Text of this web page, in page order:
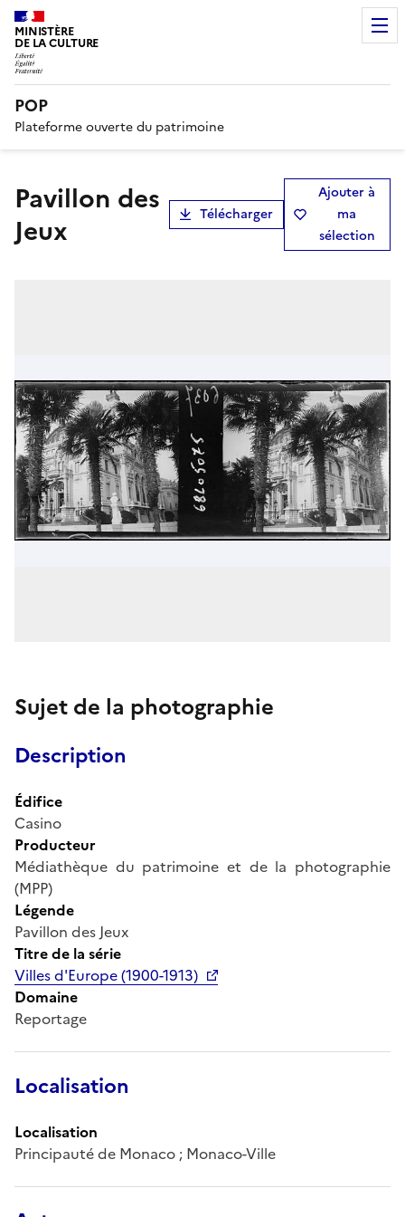
MINISTÈRE
DE LA CULTURE
POP
Plateforme ouverte du patrimoine
Pavillon des
Jeux
Télécharger
Ajouter à
ma
sélection
Sujet de la photographie
Description
Édifice
Casino
Producteur
Médiathèque du patrimoine et de la photographie
(MPP)
Légende
Pavillon des Jeux
Titre de la série
Villes d'Europe (1900-1913)
Domaine
Reportage
Localisation
Localisation
Principauté de Monaco ; Monaco-Ville